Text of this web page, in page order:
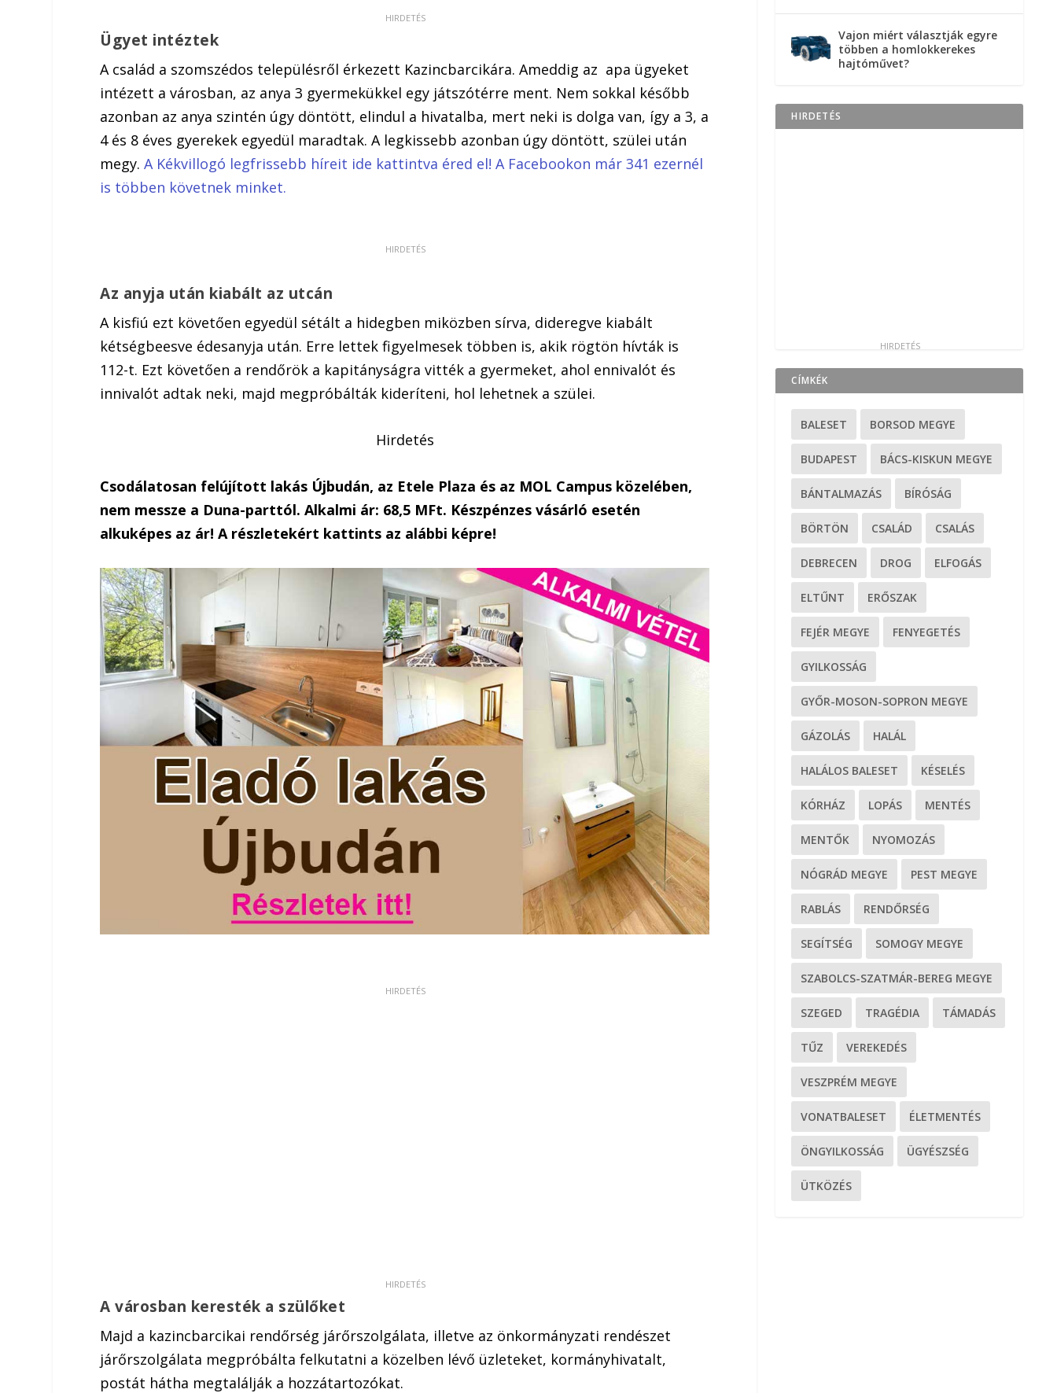
Ügyet intéztek
A család a szomszédos településről érkezett Kazincbarcikára. Ameddig az apa ügyeket
intézett a városban, az anya 3 gyermekükkel egy játszótérre ment. Nem sokkal később
azonban az anya szintén úgy döntött, elindul a hivatalba, mert neki is dolga van, így a 3, a
4 és 8 éves gyerekek egyedül maradtak. A legkissebb azonban úgy döntött, szülei után
megy.A Kékvillogó legfrissebb híreit ide kattintva éred el! A Facebookon már 341 ezernél
is többen követnek minket.
Az anyja után kiabált az utcán
A kisfiú ezt követően egyedül sétált a hidegben miközben sírva, dideregve kiabált
kétségbeesve édesanyja után. Erre lettek figyelmesek többen is, akik rögtön hívták is
112-t. Ezt követően a rendőrök a kapitányságra vitték a gyermeket, ahol ennivalót és
innivalót adtak neki, majd megpróbálták kideríteni, hol lehetnek a szülei.
Hirdetés
Csodálatosan felújított lakás Újbudán, az Etele Plaza és az MOL Campus közelében,
nem messze a Duna-parttól. Alkalmi ár: 68,5 MFt. Készpénzes vásárló esetén
alkuképes az ár! A részletekért kattints az alábbi képre!
A városban keresték a szülőket
Majd a kazincbarcikai rendőrség járőrszolgálata, illetve az önkormányzati rendészet
járőrszolgálata megpróbálta felkutatni a közelben lévő üzleteket, kormányhivatalt,
postát hátha megtalálják a hozzátartozókat.
Vajon miért választják egyre
többen a homlokkerekes
hajtóművet?
HIRDETÉS
CÍMKÉK
BALESET BORSOD MEGYE
BUDAPEST BÁCS-KISKUN MEGYE
BÁNTALMAZÁS BÍRÓSÁG
BÖRTÖN CSALÁD CSALÁS
DEBRECEN DROG ELFOGÁS
ELTŰNT ERŐSZAK
FEJÉR MEGYE FENYEGETÉS
GYILKOSSÁG
GYŐR-MOSON-SOPRON MEGYE
GÁZOLÁS HALÁL
HALÁLOS BALESET KÉSELÉS
KÓRHÁZ LOPÁS MENTÉS
MENTŐK NYOMOZÁS
NÓGRÁD MEGYE PEST MEGYE
RABLÁS RENDŐRSÉG
SEGÍTSÉG SOMOGY MEGYE
SZABOLCS-SZATMÁR-BEREG MEGYE
SZEGED TRAGÉDIA TÁMADÁS
TŰZ VEREKEDÉS
VESZPRÉM MEGYE
VONATBALESET ÉLETMENTÉS
ÖNGYILKOSSÁG ÜGYÉSZSÉG
ÜTKÖZÉS